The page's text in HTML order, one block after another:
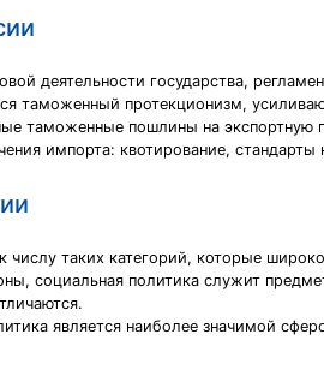
деятельности государства,
таможенный протекционизм,
таможенные пошлины на
импорта: квотирование, стандарты
числу таких категорий, которые
социальная политика служит
является наиболее значимой